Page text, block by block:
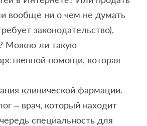
вообще ни о чем не думать
законодательство),
Можно ли такую
помощи, которая
клинической фармации.
– врач, который находит
специальность для